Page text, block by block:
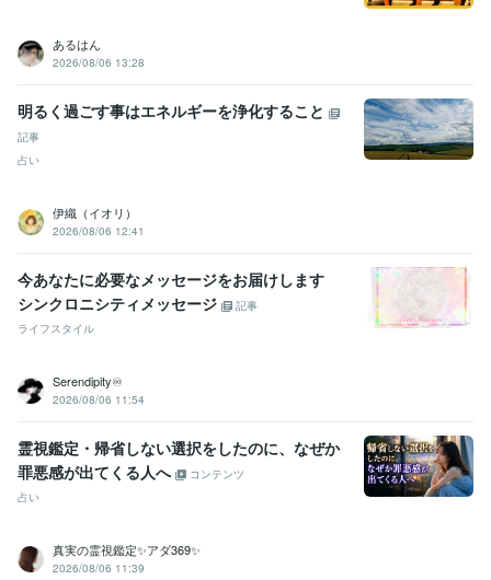
あるはん
2026/08/06 13:28
明るく過ごす事はエネルギーを浄化すること
記事
占い
伊織（イオリ）
2026/08/06 12:41
今あなたに必要なメッセージをお届けします
シンクロニシティメッセージ
記事
ライフスタイル
Serendipity♾️
2026/08/06 11:54
霊視鑑定・帰省しない選択をしたのに、なぜか
罪悪感が出てくる人へ
コンテンツ
占い
真実の霊視鑑定✨アダ369✨
2026/08/06 11:39